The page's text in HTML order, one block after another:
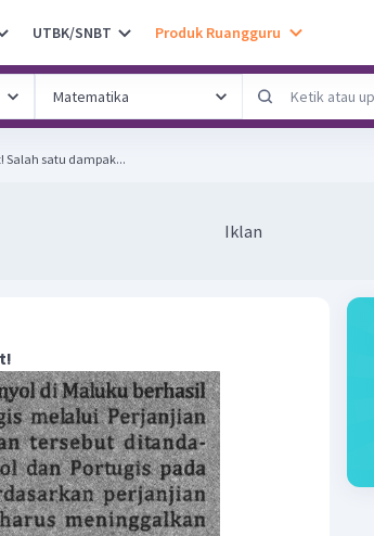
UTBK/SNBT Produk Ruangguru
Perhatikan Wacana Berikut! Salah satu dampak...
Iklan